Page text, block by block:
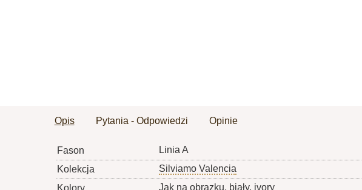
Opis Pytania - Odpowiedzi Opinie
Fason
Linia A
Kolekcja
Silviamo Valencia
Jak na obrazku, biały, ivory